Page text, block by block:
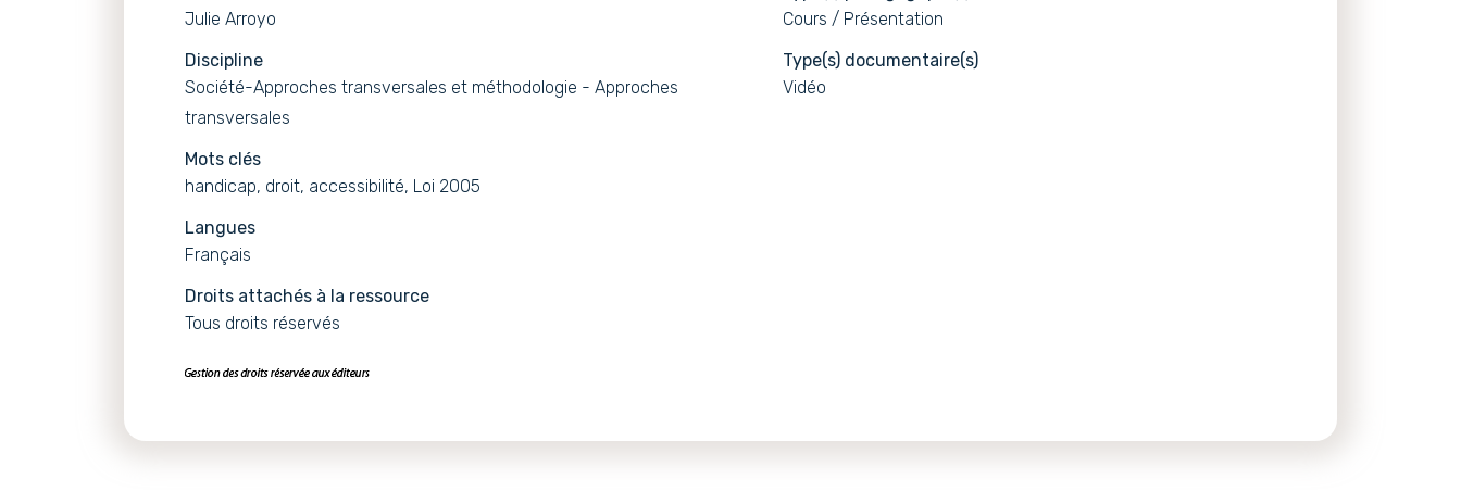
Julie Arroyo
Discipline
Société-Approches transversales et méthodologie - Approches
transversales
Mots clés
handicap, droit, accessibilité, Loi 2005
Langues
Français
Droits attachés à la ressource
Tous droits réservés
Cours / Présentation
Type(s) documentaire(s)
Vidéo